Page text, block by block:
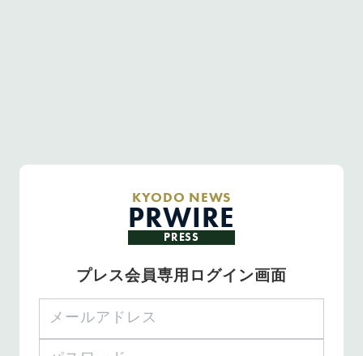
KYODO NEWS
PRWIRE
PRESS
プレス会員専用ログイン画面